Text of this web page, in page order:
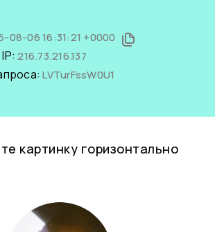
08-06 16:31:21 +0000
216.73.216.137
LVTurFssW0U1
картинку горизонтально